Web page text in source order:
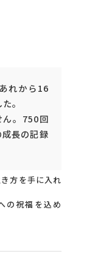
れから16
。
ん。750回
長の記録
方を手に入れ
の祝福を込め